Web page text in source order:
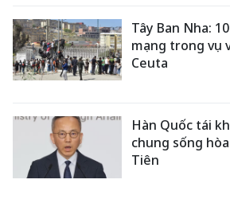
Tây Ban Nha:
mạng trong vụ
Ceuta
Hàn Quốc tái
chung sống
Tiên